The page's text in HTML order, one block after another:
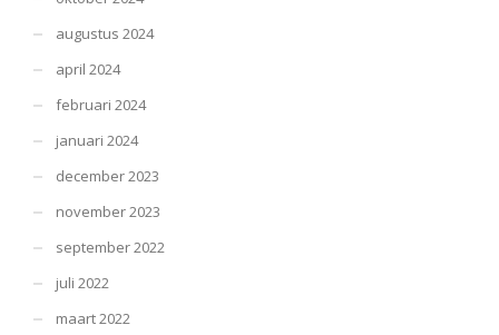
augustus 2024
april 2024
februari 2024
januari 2024
december 2023
november 2023
september 2022
juli 2022
maart 2022